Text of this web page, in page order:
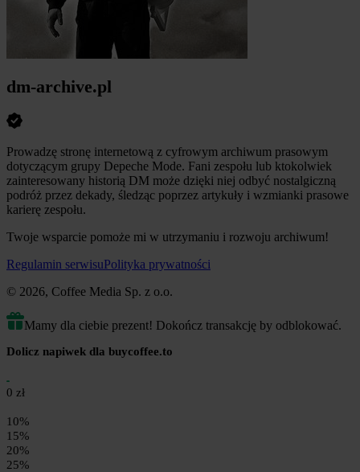
dm-archive.pl
Prowadzę stronę internetową z cyfrowym archiwum prasowym
dotyczącym grupy Depeche Mode. Fani zespołu lub ktokolwiek
zainteresowany historią DM może dzięki niej odbyć nostalgiczną
podróż przez dekady, śledząc poprzez artykuły i wzmianki prasowe
karierę zespołu.
Twoje wsparcie pomoże mi w utrzymaniu i rozwoju archiwum!
Regulamin serwisuPolityka prywatności
© 2026, Coffee Media Sp. z o.o.
Mamy dla ciebie prezent! Dokończ transakcję by odblokować.
Dolicz napiwek dla buycoffee.to
0 zł
10%
15%
20%
25%